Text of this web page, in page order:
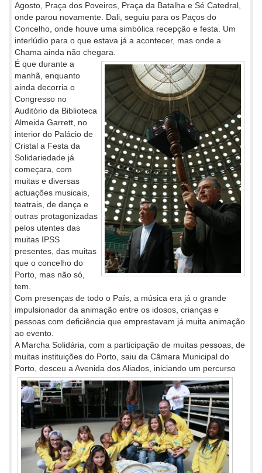
Agosto, Praça dos Poveiros, Praça da Batalha e Sé Catedral,
onde parou novamente. Dali, seguiu para os Paços do
Concelho, onde houve uma simbólica recepção e festa. Um
interlúdio para o que estava já a acontecer, mas onde a
Chama ainda não chegara.
É que durante a
manhã, enquanto
ainda decorria o
Congresso no
Auditório da Biblioteca
Almeida Garrett, no
interior do Palácio de
Cristal a Festa da
Solidariedade já
começara, com
muitas e diversas
actuações musicais,
teatrais, de dança e
outras protagonizadas
pelos utentes das
muitas IPSS
presentes, das muitas
que o concelho do
Porto, mas não só,
tem.
Com presenças de todo o País, a música era já o grande
impulsionador da animação entre os idosos, crianças e
pessoas com deficiência que emprestavam já muita animação
ao evento.
A Marcha Solidária, com a participação de muitas pessoas, de
muitas instituições do Porto, saiu da Câmara Municipal do
Porto, desceu a Avenida dos Aliados, iniciando um percurso